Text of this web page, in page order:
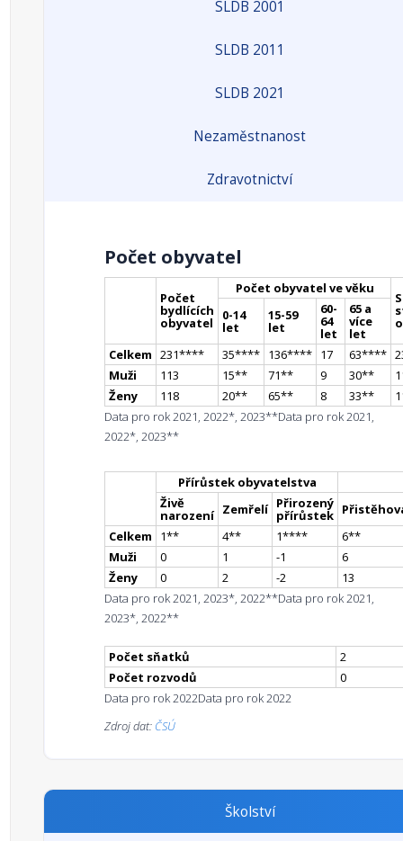
SLDB 2001
SLDB 2011
SLDB 2021
Nezaměstnanost
Zdravotnictví
Počet obyvatel
Počet
bydlících
obyvatel
Počet obyvatel ve věku
0-14
let
15-59
let
60-
64
let
65 a
více
let
Celkem 231**** 35**** 136**** 17 63****
Muži
113 15** 71** 9 30**
Ženy
118 20** 65** 8 33**
Data pro rok 2021, 2022*, 2023**Data pro rok 2021,
2022*, 2023**
Přírůstek obyvatelstva
Živě
narození Zemřelí Přirozený
přírůstek
Celkem
1** 4** 1**** 6**
Muži
0 1 -1
6
Ženy
0 2 -2
13
Data pro rok 2021, 2023*, 2022**Data pro rok 2021,
2023*, 2022**
Počet sňatků
2
Počet rozvodů
0
Data pro rok 2022Data pro rok 2022
Zdroj dat: ČSÚ
Školství